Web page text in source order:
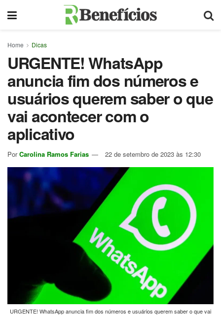
Home Dicas
URGENTE! WhatsApp
anuncia fim dos números e
usuários querem saber o que
vai acontecer com o
aplicativo
Por Carolina Ramos Farias 22 de setembro de 2023 às 12:30
URGENTE! WhatsApp anuncia fim dos números e usuários querem saber o que vai